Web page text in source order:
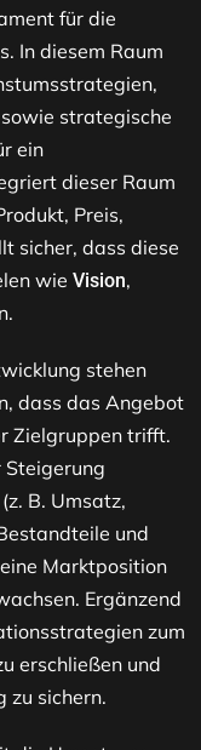
für die
In diesem Raum
strategische
ein
dieser Raum
Preis,
sicher, dass diese
wie Vision,
stehen
dass das Angebot
Zielgruppen trifft.
Steigerung
B. Umsatz,
und
Marktposition
Ergänzend
zum
erschließen und
sichern.